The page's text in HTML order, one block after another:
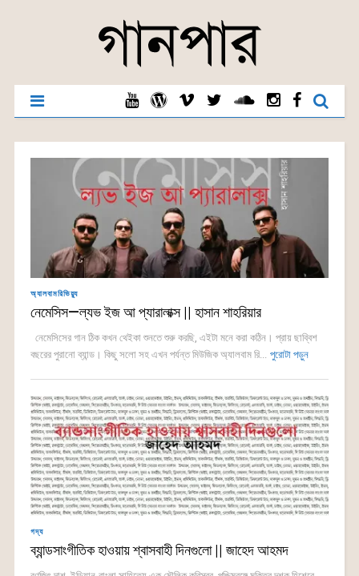
অ্যালবামরিভিয়্যু
নেমেসিস—ল্যভ ইজ আ প্যারালাক্স || হাসান শাহরিয়ার
নেমেসিসের গান ঠিক কখন থেইকা শুনতে শুরু করছি, এইটা মনে করা কঠিন। প্রায় ছাব্বিশ
বছরের পুরানো ব্যান্ড। কিছু সলো সহ এখন পর্যন্ত মিউজিক অ্যালবাম রি... পুরোটা পড়ুন
গদ্য
ব্যান্ডসাংগীতিক হাওয়ায় শ্বাসবাহী দিনগুলো || জাহেদ আহমদ